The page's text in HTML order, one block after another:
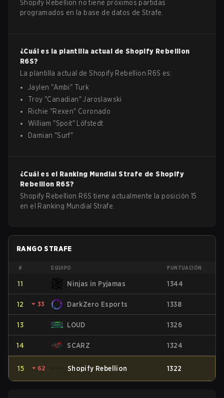
Shopify Rebellion no tiene próximos partidas
programados en la base de datos de Strafe.
¿Cuál es la plantilla actual de Shopify Rebellion
R6S?
La plantilla actual deShopify Rebellion R6S es:
Jaylen "Ambi" Turk
Troy "Canadian"Jaroslawski
Richie "Rexen" Coronado
William "Spoit"
Löfstedt
Damian "Surf"
¿Cuál es el Ranking Mundial Strafe deShopify
Rebellion R6S?
Shopify Rebellion R6S tiene actualmente la posición 15
en el Ranking Mundial Strafe.
RANGO STRAFE
# EQUIPO PUNTUACIÓN
11 Ninjas in Pyjamas 1344
12 ⏷ 33 DarkZero Esports 1338
13 LOUD 1326
14 SCARZ 1324
15 ⏷ 62 Shopify Rebellion 1322